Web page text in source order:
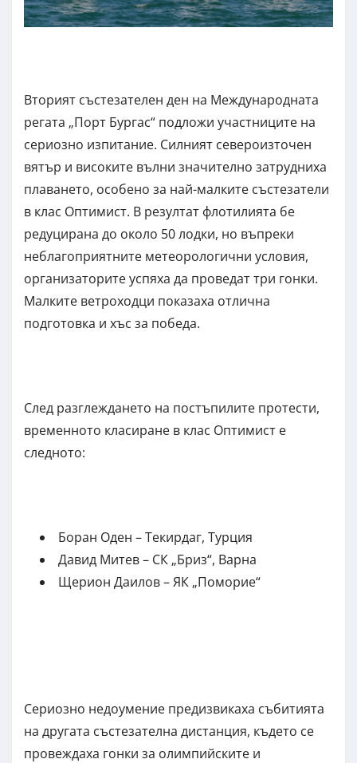
Вторият състезателен ден на Международната
регата „Порт Бургас“ подложи участниците на
сериозно изпитание. Силният североизточен
вятър и високите вълни значително затрудниха
плаването, особено за най-малките състезатели
в клас Оптимист. В резултат флотилията бе
редуцирана до около 50 лодки, но въпреки
неблагоприятните метеорологични условия,
организаторите успяха да проведат три гонки.
Малките ветроходци показаха отлична
подготовка и хъс за победа.
След разглеждането на постъпилите протести,
временното класиране в клас Оптимист е
следното:
Боран Оден – Текирдаг, Турция
Давид Митев – СК „Бриз“, Варна
Щерион Даилов – ЯК „Поморие“
Сериозно недоумение предизвикаха събитията
на другата състезателна дистанция, където се
провеждаха гонки за олимпийските и